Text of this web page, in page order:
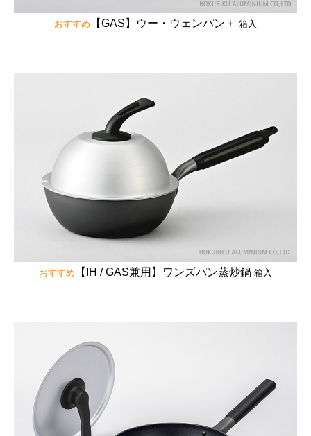
おすすめ 【GAS】ウー・ウェンパン＋ 箱入
おすすめ 【IH / GAS兼用】ワンズパン蒸炒鍋 箱入